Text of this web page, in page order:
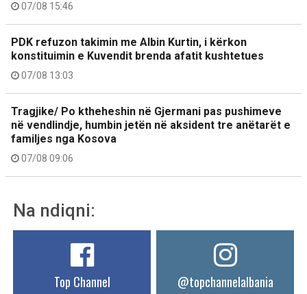
07/08 15:46
PDK refuzon takimin me Albin Kurtin, i kërkon
konstituimin e Kuvendit brenda afatit kushtetues
07/08 13:03
Tragjike/ Po ktheheshin në Gjermani pas pushimeve
në vendlindje, humbin jetën në aksident tre anëtarët e
familjes nga Kosova
07/08 09:06
Na ndiqni:
Top Channel @topchannelalbania